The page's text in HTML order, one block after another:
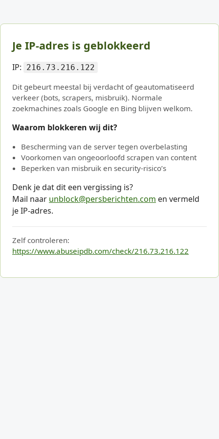
Je IP-adres is geblokkeerd
IP: 216.73.216.122
Dit gebeurt meestal bij verdacht of geautomatiseerd
verkeer (bots, scrapers, misbruik). Normale
zoekmachines zoals Google en Bing blijven welkom.
Waarom blokkeren wij dit?
Bescherming van de server tegen overbelasting
Voorkomen van ongeoorloofd scrapen van content
Beperken van misbruik en security-risico’s
Denk je dat dit een vergissing is?
Mail naar unblock@persberichten.com en vermeld
je IP-adres.
Zelf controleren:
https://www.abuseipdb.com/check/216.73.216.122